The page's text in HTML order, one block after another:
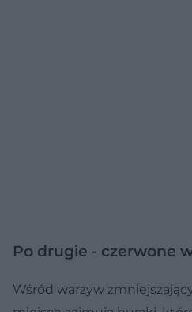
Po drugie - czerwone
Wśród warzyw